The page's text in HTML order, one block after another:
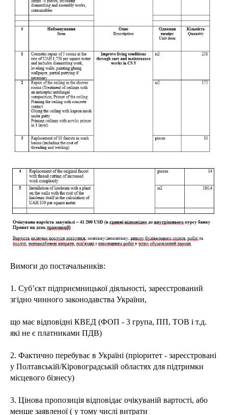
Вимоги до постачальників:
1. Суб’єкт підприємницької діяльності, зареєстрований
згідно чинного законодавства України,
що має відповідні КВЕД (ФОП - 3 група, ПП, ТОВ і т.д.
які не є платниками ПДВ)
2. Фактично перебуває в Україні (пріоритет - зареєстровані
у Полтавській/Кіровоградській областях для підтримки
місцевого бізнесу)
3. Цінова пропозиція відповідає очікуваній вартості, або
менше заявленої ( у тому числі витрати